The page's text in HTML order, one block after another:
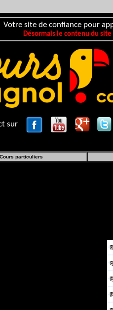
Votre site de confiance pour
Désormais le contenu du
sur
Cours particuliers